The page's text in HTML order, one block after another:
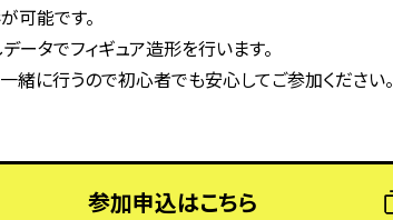
可能です。
に行うので初心者でも安心してご参加ください。
参加申込はこちら